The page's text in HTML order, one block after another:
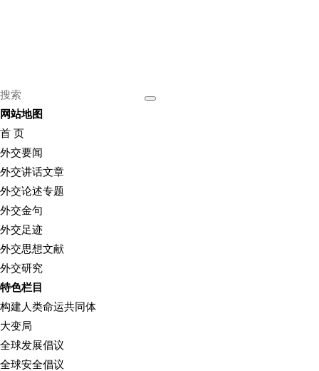
网站地图
首 页
外交要闻
外交讲话文章
外交论述专题
外交金句
外交足迹
外交思想文献
外交研究
特色栏目
构建人类命运共同体
大变局
全球发展倡议
全球安全倡议